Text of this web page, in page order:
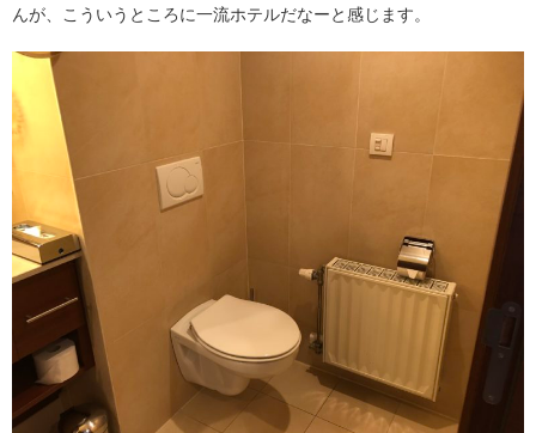
んが、こういうところに一流ホテルだなーと感じます。